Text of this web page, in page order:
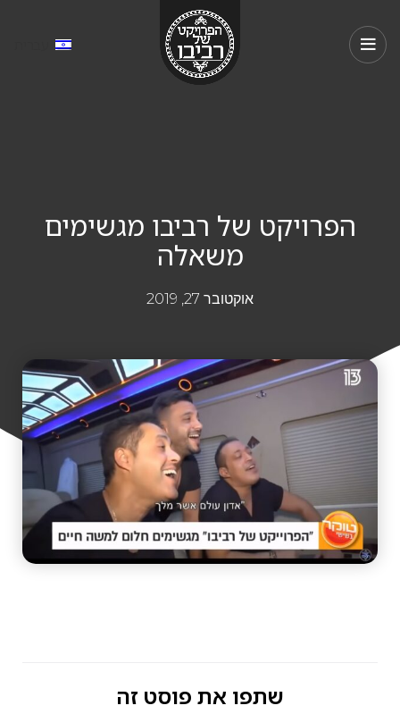
הפרויקט של רביבו מגשימים
משאלה
אוקטובר 27, 2019
שתפו את פוסט זה